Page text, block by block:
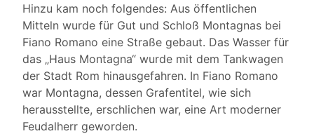
Hinzu kam noch folgendes: Aus öffentlichen
Mitteln wurde für Gut und Schloß Montagnas bei
Fiano Romano eine Straße gebaut. Das Wasser für
das „Haus Montagna“ wurde mit dem Tankwagen
der Stadt Rom hinausgefahren. In Fiano Romano
war Montagna, dessen Grafentitel, wie sich
herausstellte, erschlichen war, eine Art moderner
Feudalherr geworden.